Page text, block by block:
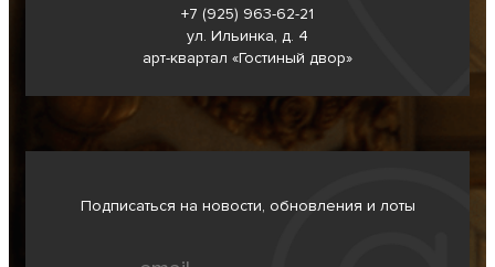
+7 (925) 963-62-21
ул. Ильинка, д. 4
арт-квартал «Гостиный двор»
Подписаться на новости, обновления и лоты